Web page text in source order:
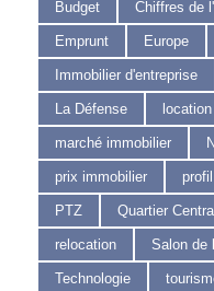
Budget Chiffres de
Emprunt Europe
Immobilier d'entreprise
La Défense location
marché immobilier
prix immobilier profil
PTZ Quartier
relocation Salon de
Technologie